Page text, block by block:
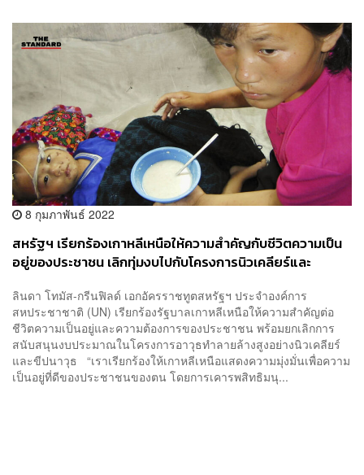
8 กุมภาพันธ์ 2022
สหรัฐฯ เรียกร้องเกาหลีเหนือให้ความสำคัญกับชีวิตความเป็น
อยู่ของประชาชน เลิกทุ่มงบไปกับโครงการนิวเคลียร์และ
ลินดา โทมัส-กรีนฟิลด์ เอกอัครราชทูตสหรัฐฯ ประจำองค์การ
สหประชาชาติ (UN) เรียกร้องรัฐบาลเกาหลีเหนือให้ความสำคัญต่อ
ชีวิตความเป็นอยู่และความต้องการของประชาชน พร้อมยกเลิกการ
สนับสนุนงบประมาณในโครงการอาวุธทำลายล้างสูงอย่างนิวเคลียร์
และขีปนาวุธ “เราเรียกร้องให้เกาหลีเหนือแสดงความมุ่งมั่นเพื่อความ
เป็นอยู่ที่ดีของประชาชนของตน โดยการเคารพสิทธิมนุ...